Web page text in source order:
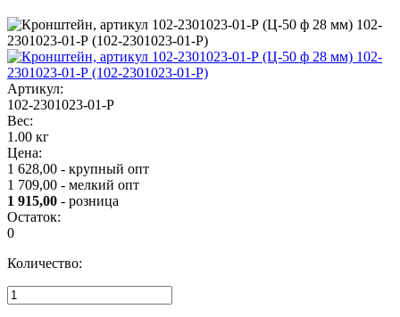
Артикул:
102-2301023-01-Р
Вес:
1.00 кг
Цена:
1 628,00 - крупный опт
1 709,00 - мелкий опт
1 915,00 - розница
Остаток:
0
Количество: